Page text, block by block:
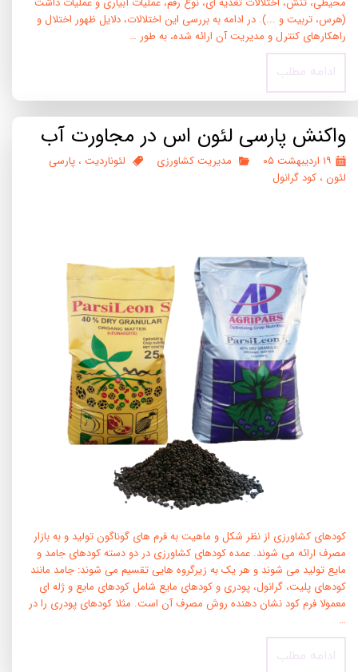
(هرس، تربیت و ...). در ادامه به بررسی این اختلالات، دلایل ظهور اختلال و
راهکارهای کنترل و مدیریت آن ارائه شده، به طور …
ادامه مطلب
واکنش پارسی لئون اس در مجاورت آب
۱۹ اردیبهشت ۰۵ مدیریت کشاورزی لئوناردیت ، پارسی
لئون ، کود گرانول
کودهای کشاورزی از نظر شکل و ماهیت به فرم های گوناگون تولید و به بازار
مصرف ارائه می شوند. عمده کودهای کشاورزی در دو دسته کودهای جامد و
مایع تولید می شوند و هر یک به زیرگروه هایی تقسیم می شوند: جامد مانند
کودهای پلیت، گرانول، پودری و کودهای مایع شامل کودهای مایع و ژله ای
معمولا فرم کود نشان دهنده روش مصرف آن است. مثلا کودهای پودری را در
…
ادامه مطلب